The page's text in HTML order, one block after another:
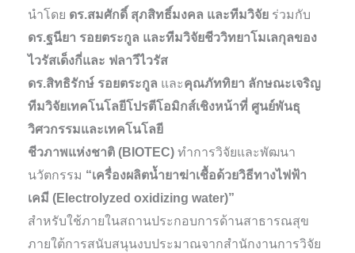
นำโดย ดร.สมศักดิ์ สุภสิทธิ์มงคล และทีมวิจัยร่วมกับ
ดร.ฐนียา รอยตระกูล และทีมวิจัยชีววิทยาโมเลกุลของ
ไวรัสเด็งกี่และ ฟลาวีไวรัส
ดร.สิทธิรักษ์ รอยตระกูล และคุณภัททิยา ลักษณะเจริญ
ทีมวิจัยเทคโนโลยีโปรตีโอมิกส์เชิงหน้าที่ ศูนย์พันธุ
วิศวกรรมและเทคโนโลยี
ชีวภาพแห่งชาติ (BIOTEC)ทำการวิจัยและพัฒนา
นวัตกรรม “เครื่องผลิตน้ำยาฆ่าเชื้อด้วยวิธีทางไฟฟ้า
เคมี (Electrolyzed oxidizing water)”
สำหรับใช้ภายในสถานประกอบการด้านสาธารณสุข
ภายใต้การสนับสนุนงบประมาณจากสำนักงานการวิจัย